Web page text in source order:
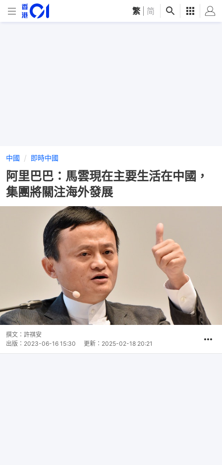
繁 简
中國 即時中國
阿里巴巴：馬雲現在主要生活在中國，
集團將關注海外發展
撰文： 許祺安
出版： 2023-06-16 15:30 更新： 2025-02-18 20:21